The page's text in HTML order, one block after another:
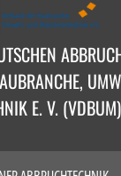
E. V. (VDBUM)